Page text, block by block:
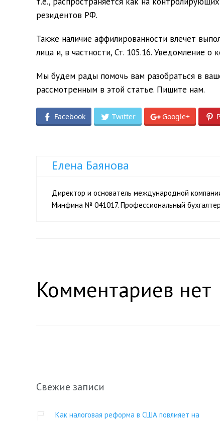
резидентов РФ.
Также наличие аффилированности влечет
лица и, в частности, Ст. 105.16. Уведомление о
Мы будем рады помочь вам разобраться в
рассмотренным в этой статье. Пишите нам.
Facebook Twitter Google+
Елена Баянова
Директор и основатель международной
Минфина № 041017. Профессиональный
Комментариев нет
Свежие записи
Как налоговая реформа в США повлияет на